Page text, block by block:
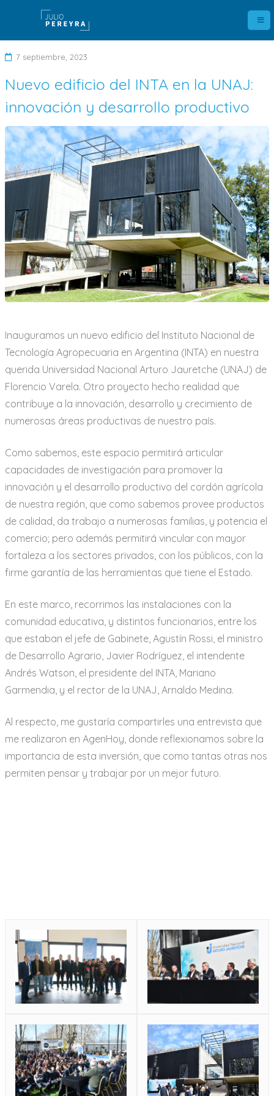
7 septiembre, 2023
e
j
a
u
n
e
n
t
a
r
o
Nuevo edificio del INTA en la UNAJ:
innovación y desarrollo productivo
Inauguramos un nuevo edificio del Instituto Nacional de
Tecnología Agropecuaria en Argentina (INTA) en nuestra
querida Universidad Nacional Arturo Jauretche (UNAJ) de
Florencio Varela. Otro proyecto hecho realidad que
contribuye a la innovación, desarrollo y crecimiento de
numerosas áreas productivas de nuestro país.
Como sabemos, este espacio permitirá articular
capacidades de investigación para promover la
innovación y el desarrollo productivo del cordón agrícola
de nuestra región, que como sabemos provee productos
de calidad, da trabajo a numerosas familias, y potencia el
comercio; pero además permitirá vincular con mayor
fortaleza a los sectores privados, con los públicos, con la
firme garantía de las herramientas que tiene el Estado.
En este marco, recorrimos las instalaciones con la
comunidad educativa, y distintos funcionarios, entre los
que estaban el jefe de Gabinete, Agustín Rossi, el ministro
de Desarrollo Agrario, Javier Rodríguez, el intendente
Andrés Watson, el presidente del INTA, Mariano
Garmendia, y el rector de la UNAJ, Arnaldo Medina.
Al respecto, me gustaría compartirles una entrevista que
me realizaron en AgenHoy, donde reflexionamos sobre la
importancia de esta inversión, que como tantas otras nos
permiten pensar y trabajar por un mejor futuro.